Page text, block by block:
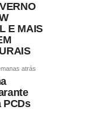
E MAIS
atrás
PCDs